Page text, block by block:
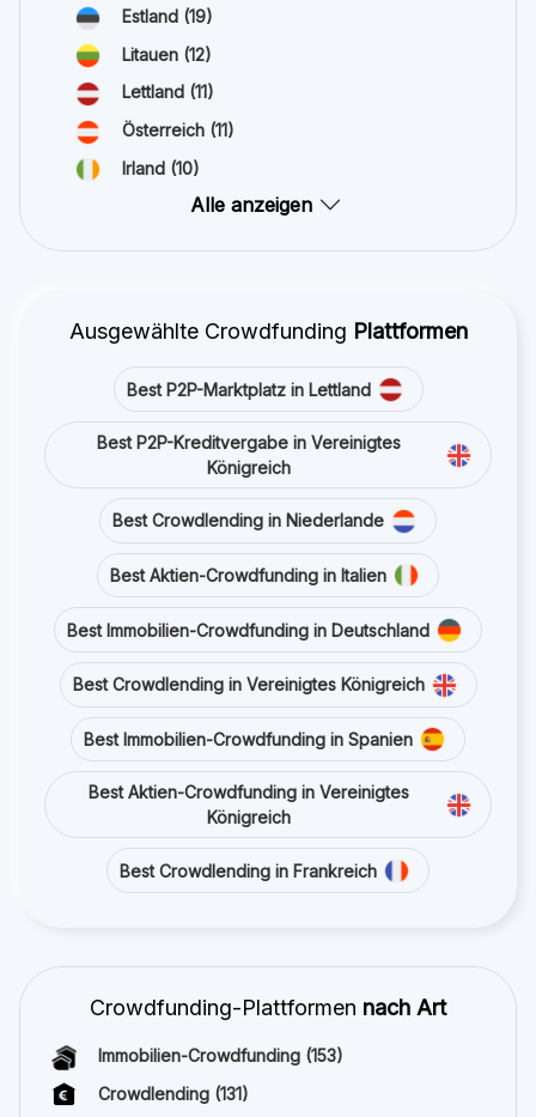
Estland (19)
Litauen (12)
Lettland (11)
Österreich (11)
Irland (10)
Alle anzeigen
Ausgewählte Crowdfunding Plattformen
Best P2P-Marktplatz in Lettland
Best P2P-Kreditvergabe in Vereinigtes
Königreich
Best Crowdlending in Niederlande
Best Aktien-Crowdfunding in Italien
Best Immobilien-Crowdfunding in Deutschland
Best Crowdlending in Vereinigtes Königreich
Best Immobilien-Crowdfunding in Spanien
Best Aktien-Crowdfunding in Vereinigtes
Königreich
Best Crowdlending in Frankreich
Crowdfunding-Plattformen nach Art
Immobilien-Crowdfunding (153)
Crowdlending (131)